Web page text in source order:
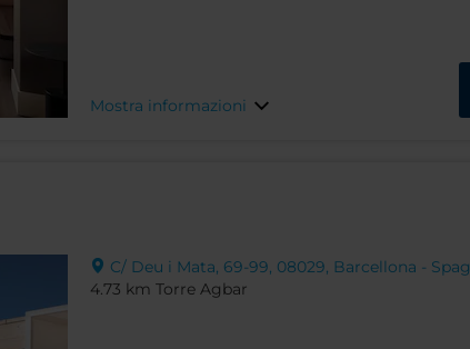
Mostra informazioni
C/ Deu i Mata, 69-99, 08029, Barcellona -
4.73 km Torre Agbar